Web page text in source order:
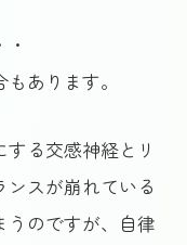
あります。
る交感神経とリ
スが崩れている
うのですが、自律